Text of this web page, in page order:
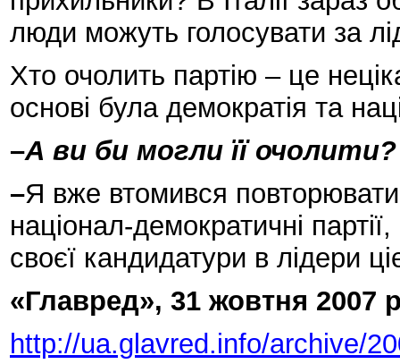
люди можуть голосувати за
Хто очолить партію – це
основі була демократія та
–А ви би могли її очолити?
–Я вже втомився
націонал-демократичні
своєї кандидатури в лідери
«Главред», 31 жовтня 2007
http://ua.glavred.info/archive/